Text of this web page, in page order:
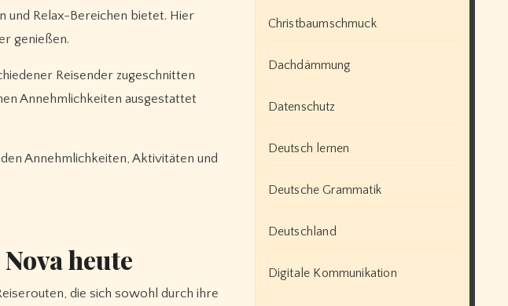
und Relax-Bereichen bietet. Hier
genießen.
Reisender zugeschnitten
Annehmlichkeiten ausgestattet
Annehmlichkeiten, Aktivitäten und
heute
die sich sowohl durch ihre
Christbaumschmuck
Dachdämmung
Datenschutz
Deutsch lernen
Deutsche Grammatik
Deutschland
Digitale Kommunikation